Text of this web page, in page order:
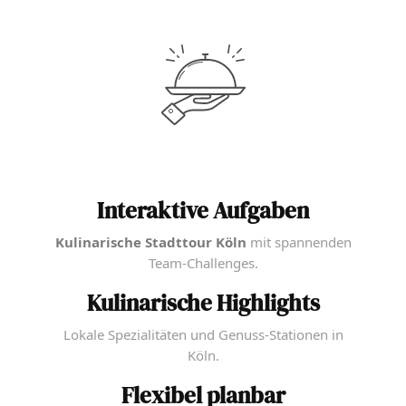
Interaktive Aufgaben
Kulinarische Stadttour Köln mit spannenden
Team-Challenges.
Kulinarische Highlights
Lokale Spezialitäten und Genuss-Stationen in
Köln.
Flexibel planbar